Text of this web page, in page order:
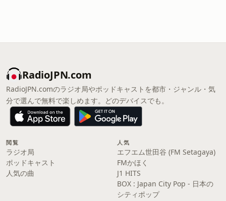
RadioJPN.com
RadioJPN.comのラジオ局やポッドキャストを都市・ジャンル・気
分で選んで無料で楽しめます。どのデバイスでも。
閲覧
ラジオ局
ポッドキャスト
人気の曲
人気
エフエム世田谷 (FM Setagaya)
FMかほく
J1 HITS
BOX : Japan City Pop - 日本の
シティポップ